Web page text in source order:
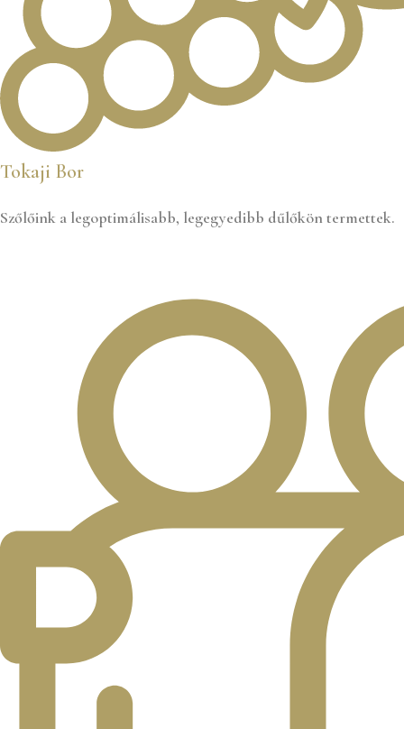
Tokaji Bor
Szőlőink a legoptimálisabb, legegyedibb dűlőkön termettek.